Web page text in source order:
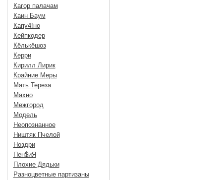
Кагор палачам
Каин Баум
Капу4!но
Кейпкодер
Кёлькёшоз
Керри
Кирилл Лирик
Крайние Меры
Мать Тереза
Махно
Межгород
Модель
Неопознанное
Ништяк Пчелой
Ноздри
Пен$иЯ
Плохие Дядьки
Разноцветные партизаны